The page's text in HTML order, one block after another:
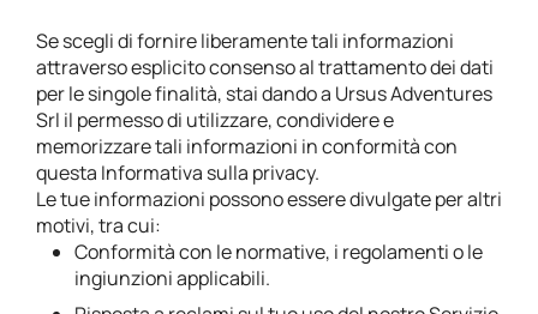
Se scegli di fornire liberamente tali informazioni
attraverso esplicito consenso al trattamento dei dati
per le singole finalità, stai dando a Ursus Adventures
Srl il permesso di utilizzare, condividere e
memorizzare tali informazioni in conformità con
questa Informativa sulla privacy.
Le tue informazioni possono essere divulgate per altri
motivi, tra cui:
Conformità con le normative, i regolamenti o le
ingiunzioni applicabili.